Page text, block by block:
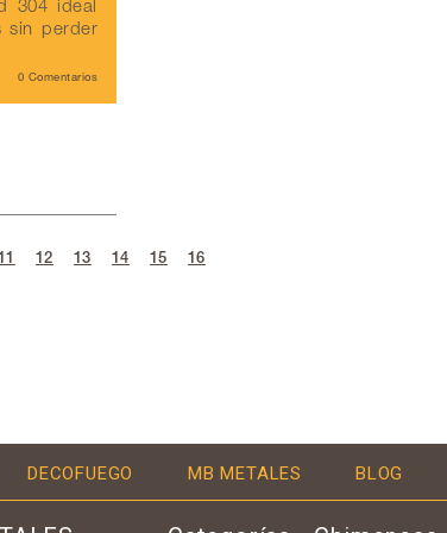
304 ideal
sin perder
0 Comentarios
12 13 14 15 16
DECOFUEGO MB METALES BLOG